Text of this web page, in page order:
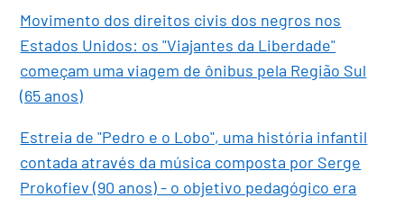
Movimento dos direitos civis dos negros nos
Estados Unidos: os "Viajantes da Liberdade"
começam uma viagem de ônibus pela Região Sul
(65 anos)
Estreia de "Pedro e o Lobo", uma história infantil
contada através da música composta por Serge
Prokofiev (90 anos) - o objetivo pedagógico era